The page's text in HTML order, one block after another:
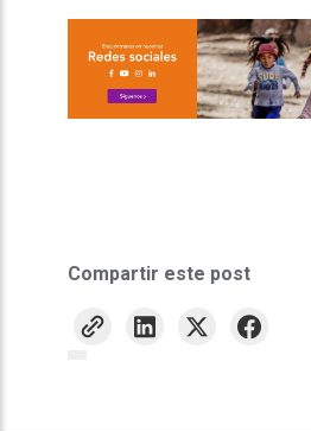
Compartir este post